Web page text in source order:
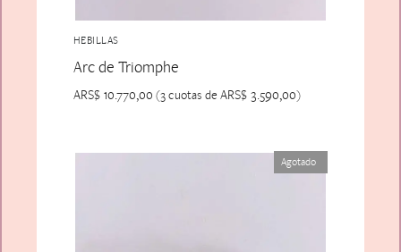
HEBILLAS
Arc de Triomphe
ARS$10.770,00 (3 cuotas de ARS$3.590,00)
Agotado